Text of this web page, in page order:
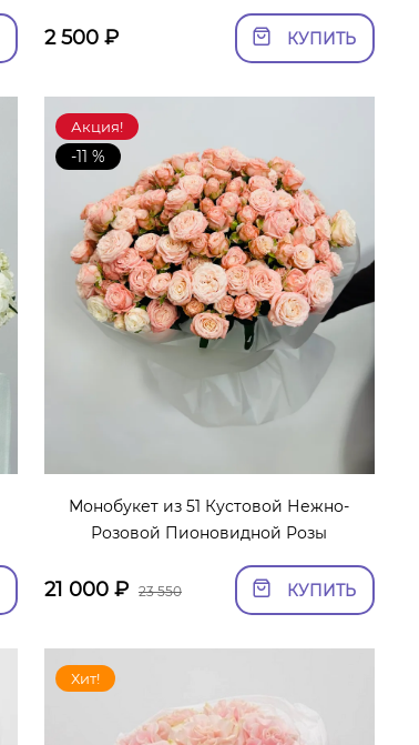
2 500₽ КУПИТЬ
Акция!
-11 %
Монобукет из 51 Кустовой Нежно-
Розовой Пионовидной Розы
21 000₽ 23 550 КУПИТЬ
Хит!